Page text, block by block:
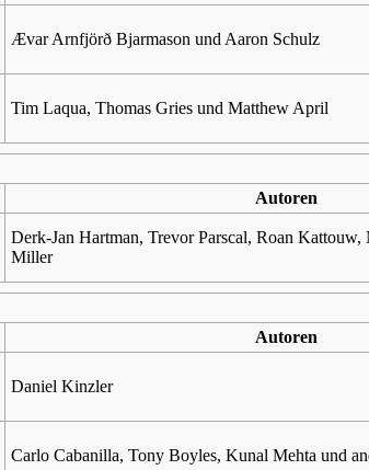
Ævar Arnfjörð Bjarmason und Aaron Schulz
Tim Laqua, Thomas Gries und Matthew April
Autoren
Derk-Jan Hartman, Trevor Parscal, Roan
Miller
Autoren
Daniel Kinzler
Carlo Cabanilla, Tony Boyles, Kunal Mehta und